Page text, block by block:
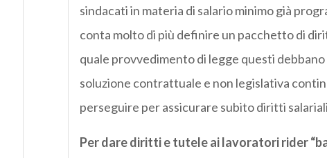
sindacati in materia di salario minimo già
conta molto di più definire un pacchetto di
quale provvedimento di legge questi debbano
soluzione contrattuale e non legislativa
perseguire per assicurare subito diritti
Per dare diritti e tutele ai lavoratori rider